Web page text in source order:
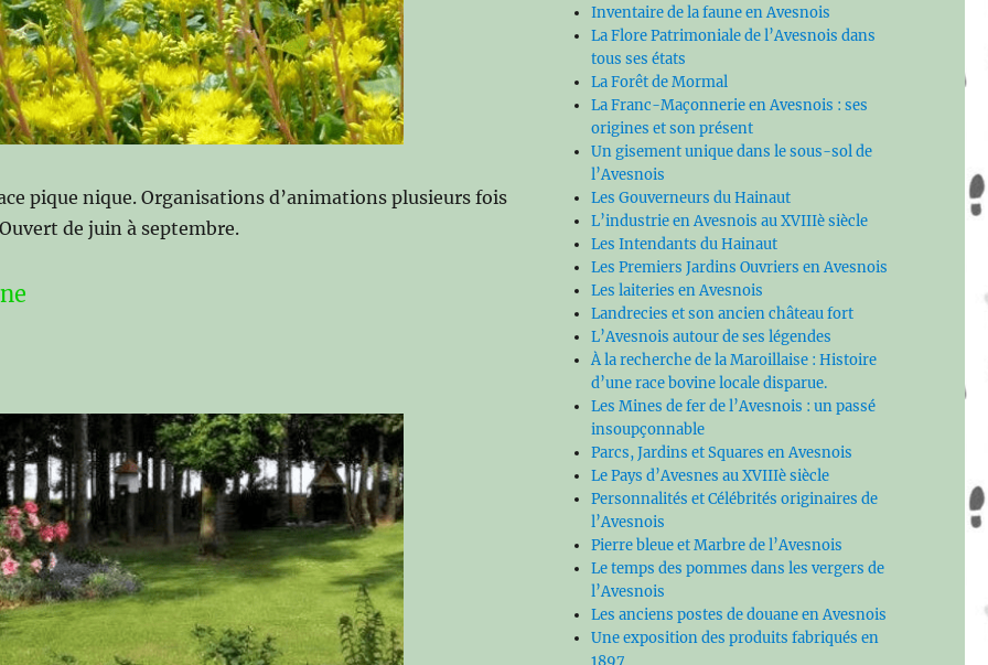
pique nique. Organisations d’animations plusieurs fois
de juin à septembre.
Inventaire de la faune en Avesnois
La Flore Patrimoniale de l’Avesnois dans
tous ses états
La Forêt de Mormal
La Franc-Maçonnerie en Avesnois : ses
origines et son présent
Un gisement unique dans le sous-sol de
l’Avesnois
Les Gouverneurs du Hainaut
L’industrie en Avesnois au XVIIIè siècle
Les Intendants du Hainaut
Les Premiers Jardins Ouvriers en Avesnois
Les laiteries en Avesnois
Landrecies et son ancien château fort
L’Avesnois autour de ses légendes
À la recherche de la Maroillaise : Histoire
d’une race bovine locale disparue.
Les Mines de fer de l’Avesnois : un passé
insoupçonnable
Parcs, Jardins et Squares en Avesnois
Le Pays d’Avesnes au XVIIIè siècle
Personnalités et Célébrités originaires de
l’Avesnois
Pierre bleue et Marbre de l’Avesnois
Le temps des pommes dans les vergers de
l’Avesnois
Les anciens postes de douane en Avesnois
Une exposition des produits fabriqués en
1897